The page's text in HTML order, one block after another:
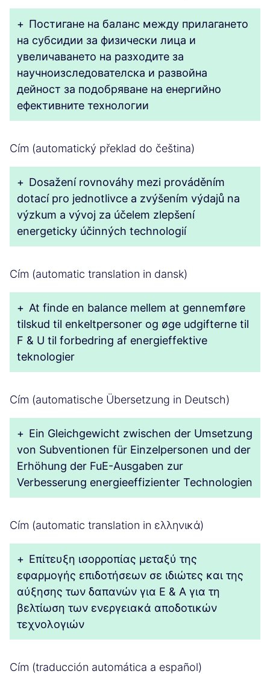
+ Постигане на баланс между прилагането
на субсидии за физически лица и
увеличаването на разходите за
научноизследователска и развойна
дейност за подобряване на енергийно
ефективните технологии
Cím (automatický překlad do čeština)
+ Dosažení rovnováhy mezi prováděním
dotací pro jednotlivce a zvýšením výdajů na
výzkum a vývoj za účelem zlepšení
energeticky účinných technologií
Cím (automatic translation in dansk)
+ At finde en balance mellem at gennemføre
tilskud til enkeltpersoner og øge udgifterne til
F & U til forbedring af energieffektive
teknologier
Cím (automatische Übersetzung in Deutsch)
+ Ein Gleichgewicht zwischen der Umsetzung
von Subventionen für Einzelpersonen und der
Erhöhung der FuE-Ausgaben zur
Verbesserung energieeffizienter Technologien
Cím (automatic translation in ελληνικά)
+ Επίτευξη ισορροπίας μεταξύ της
εφαρμογής επιδοτήσεων σε ιδιώτες και της
αύξησης των δαπανών για Ε & Α για τη
βελτίωση των ενεργειακά αποδοτικών
τεχνολογιών
Cím (traducción automática a español)